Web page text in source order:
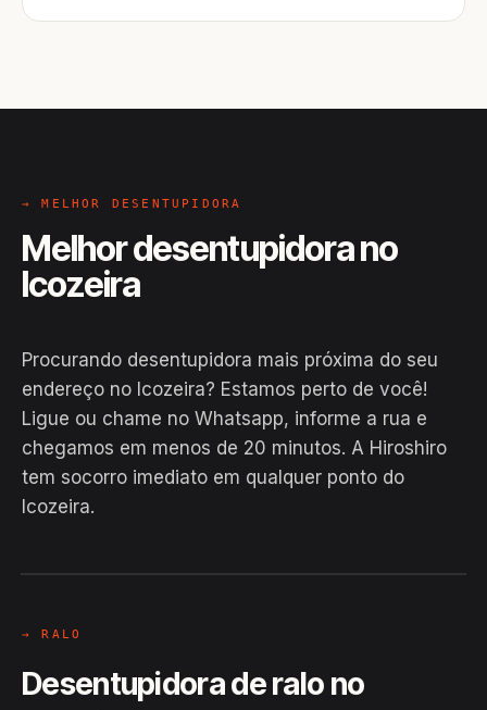
→ MELHOR DESENTUPIDORA
Melhor desentupidora no
Icozeira
Procurando desentupidora mais próxima do seu
endereço no Icozeira? Estamos perto de você!
Ligue ou chame no Whatsapp, informe a rua e
chegamos em menos de 20 minutos. A Hiroshiro
tem socorro imediato em qualquer ponto do
Icozeira.
EM CAMPO
→ RALO
Desentupidora de ralo no